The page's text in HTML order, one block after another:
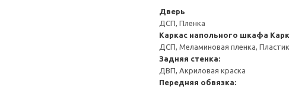
Дверь
ДСП, Пленка
Каркас напольного шкафа
ДСП, Меламиновая пленка,
Задняя стенка:
ДВП, Акриловая краска
Передняя обвязка: